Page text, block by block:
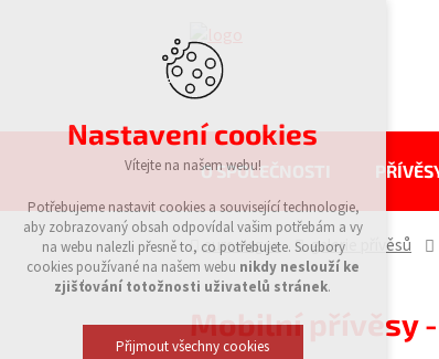
O SPOLEČNOSTI
eurowagon galerie přívěsů
Mobilní přívěsy
Nastavení cookies
Vítejte na našem webu!
Potřebujeme nastavit cookies a související technologie,
aby zobrazovaný obsah odpovídal vašim potřebám a vy
na webu nalezli přesně to, co potřebujete. Soubory
cookies používané na našem webu nikdy neslouží ke
zjišťování totožnosti uživatelů stránek.
Přijmout všechny cookies